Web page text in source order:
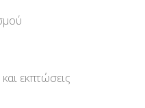
εκπτώσεις